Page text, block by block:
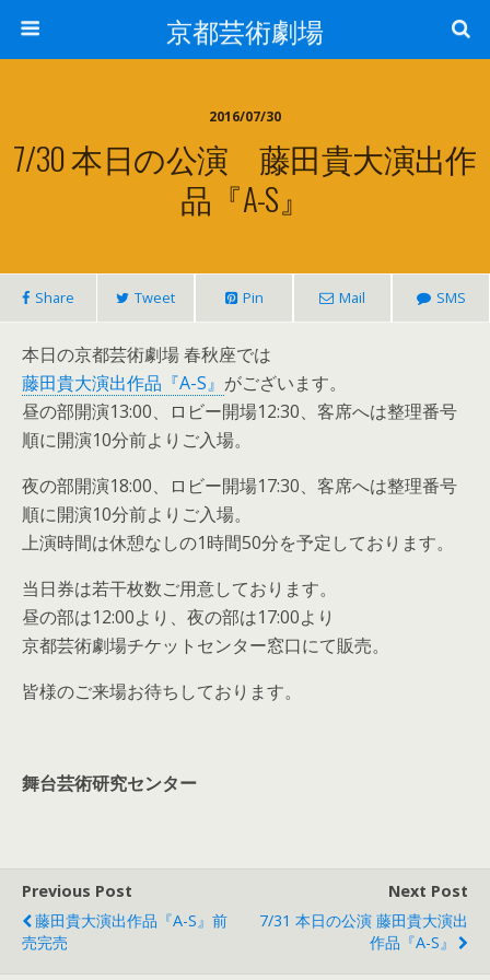
京都芸術劇場
2016/07/30
7/30 本日の公演 藤田貴大演出作
品『A-S』
Share Tweet Pin Mail SMS
本日の京都芸術劇場 春秋座では
藤田貴大演出作品『A-S』 がございます。
昼の部開演13:00、ロビー開場12:30、客席へは整理番号
順に開演10分前よりご入場。
夜の部開演18:00、ロビー開場17:30、客席へは整理番号
順に開演10分前よりご入場。
上演時間は休憩なしの1時間50分を予定しております。
当日券は若干枚数ご用意しております。
昼の部は12:00より、夜の部は17:00より
京都芸術劇場チケットセンター窓口にて販売。
皆様のご来場お待ちしております。
舞台芸術研究センター
Previous Post
藤田貴大演出作品『A-S』前
売完売
Next Post
7/31 本日の公演 藤田貴大演出
作品『A-S』